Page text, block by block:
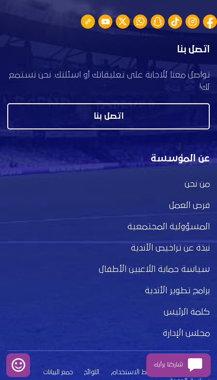
اتصل بنا
تواصل معنا للاجابة على تعليقاتك أو اسئلتك. نحن نستمع
لك!
اتصل بنا
عن المؤسسة
من نحن
فرص العمل
المسؤولية المجتمعية
نبذة عن تراخيص الأندية
سياسة حماية اللاعبين الأطفال
برامج تطوير الأندية
كلمة الرئيس
مجلس الإدارة
بيان الخصوصية شروط الاستخدام اللوائح
جمع البيانات
شاركنا برأيك